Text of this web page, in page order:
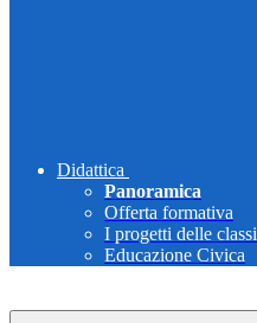
Didattica
Panoramica
Offerta formativa
I progetti delle classi
Educazione Civica